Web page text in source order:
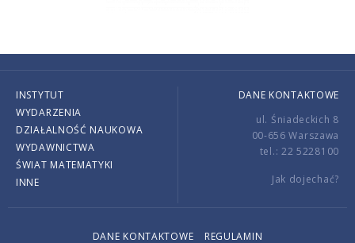
INSTYTUT
WYDARZENIA
DZIAŁALNOŚĆ NAUKOWA
WYDAWNICTWA
ŚWIAT MATEMATYKI
INNE
DANE KONTAKTOWE
ul. Śniadeckich 8
00-656 Warszawa
tel.: 22 5228100
Jak dojechać?
DANE KONTAKTOWE REGULAMIN